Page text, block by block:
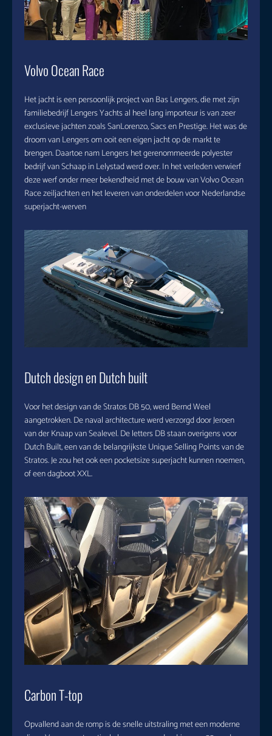
Volvo Ocean Race
Het jacht is een persoonlijk project van Bas Lengers, die met zijn
familiebedrijf Lengers Yachts al heel lang importeur is van zeer
exclusieve jachten zoals SanLorenzo, Sacs en Prestige. Het was de
droom van Lengers om ooit een eigen jacht op de markt te
brengen. Daartoe nam Lengers het gerenommeerde polyester
bedrijf van Schaap in Lelystad werd over. In het verleden verwierf
deze werf onder meer bekendheid met de bouw van Volvo Ocean
Race zeiljachten en het leveren van onderdelen voor Nederlandse
superjacht-werven
Dutch design en Dutch built
Voor het design van de Stratos DB 50, werd Bernd Weel
aangetrokken. De naval architecture werd verzorgd door Jeroen
van der Knaap van Sealevel. De letters DB staan overigens voor
Dutch Built, een van de belangrijkste Unique Selling Points van de
Stratos. Je zou het ook een pocketsize superjacht kunnen noemen,
of een dagboot XXL.
Carbon T-top
Opvallend aan de romp is de snelle uitstraling met een moderne